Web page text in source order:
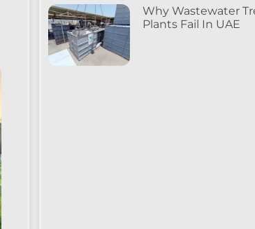
Why Wastewater
Plants Fail In UAE